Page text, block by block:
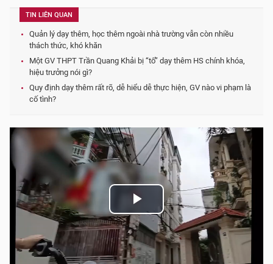
TIN LIÊN QUAN
Quản lý dạy thêm, học thêm ngoài nhà trường vẫn còn nhiều
thách thức, khó khăn
Một GV THPT Trần Quang Khải bị “tố” dạy thêm HS chính khóa,
hiệu trưởng nói gì?
Quy định dạy thêm rất rõ, dễ hiểu dễ thực hiện, GV nào vi phạm là
cố tình?
P
l